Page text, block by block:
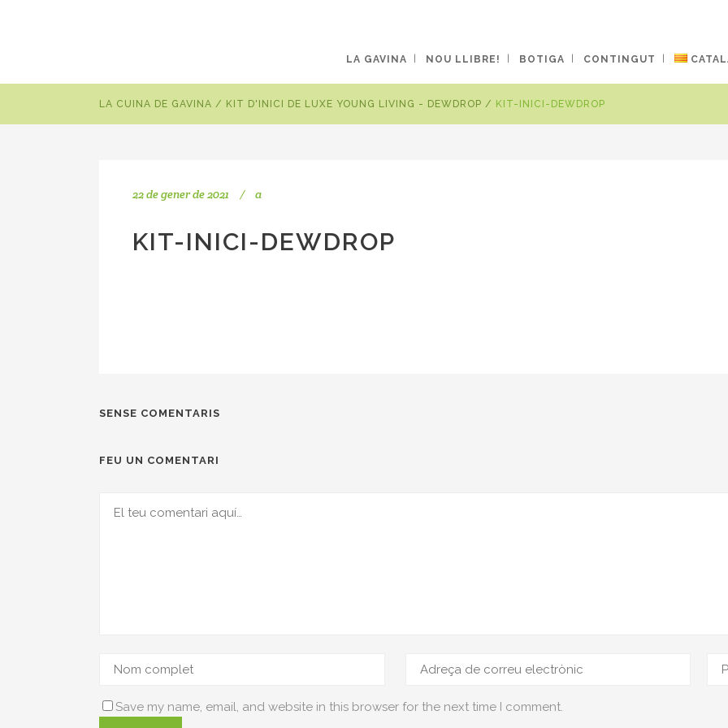
LA GAVINA NOU LLIBRE! BOTIGA CONTINGUT
LA CUINA DE GAVINA / KIT D'INICI DE LUXE YOUNG LIVING - DEWDROP / KIT-INICI-DEWDROP
22 de gener de 2021 a
KIT-INICI-DEWDROP
SENSE COMENTARIS
FEU UN COMENTARI
Save my name, email, and website in this browser for the next time I comment.